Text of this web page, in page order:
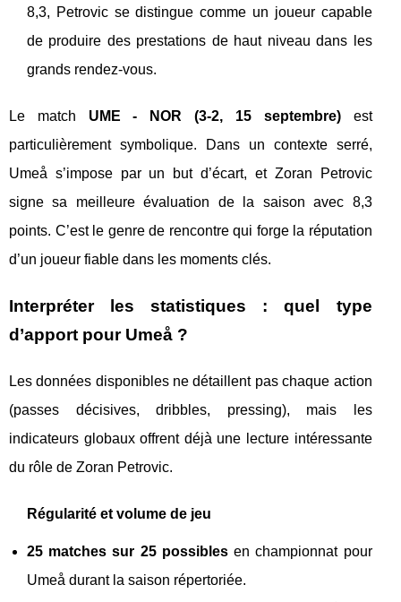
8,3, Petrovic se distingue comme un joueur capable
de produire des prestations de haut niveau dans les
grands rendez-vous.
Le match UME - NOR (3-2, 15 septembre)est
particulièrement symbolique. Dans un contexte serré,
Umeå s’impose par un but d’écart, et Zoran Petrovic
signe sa meilleure évaluation de la saison avec 8,3
points. C’est le genre de rencontre qui forge la réputation
d’un joueur fiable dans les moments clés.
Interpréter les statistiques : quel type
d’apport pour Umeå ?
Les données disponibles ne détaillent pas chaque action
(passes décisives, dribbles, pressing), mais les
indicateurs globaux offrent déjà une lecture intéressante
du rôle de Zoran Petrovic.
Régularité et volume de jeu
25 matches sur 25 possiblesen championnat pour
Umeå durant la saison répertoriée.